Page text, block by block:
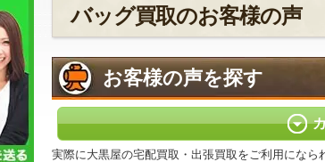
バッグ買取のお客様の声
お客様の声を探す
実際に大黒屋の宅配買取・出張買取をご利用にな